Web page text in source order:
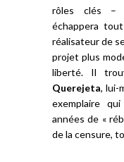
rôles clés –
échappera
réalisateur de
projet plus
liberté. Il
Querejeta, lui-
exemplaire
années de «
de la censure,